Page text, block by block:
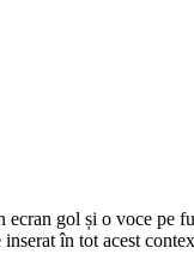
gol și o voce pe
în tot acest